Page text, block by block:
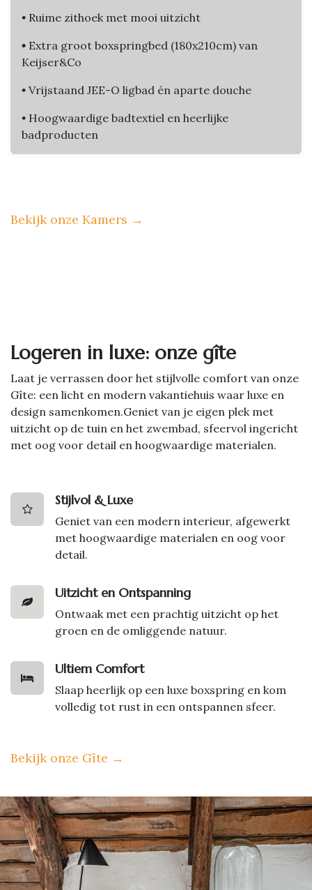
• Ruime zithoek met mooi uitzicht
• Extra groot boxspringbed (180x210cm) van
Keijser&Co
• Vrijstaand JEE-O ligbad én aparte douche
• Hoogwaardige badtextiel en heerlijke
badproducten
Bekijk onze Kamers →
Logeren in luxe: onze gîte
Laat je verrassen door het stijlvolle comfort van onze
Gîte: een licht en modern vakantiehuis waar luxe en
design samenkomen.Geniet van je eigen plek met
uitzicht op de tuin en het zwembad, sfeervol ingericht
met oog voor detail en hoogwaardige materialen.
Stijlvol & Luxe
Geniet van een modern interieur, afgewerkt
met hoogwaardige materialen en oog voor
detail.
Uitzicht en Ontspanning
Ontwaak met een prachtig uitzicht op het
groen en de omliggende natuur.
Ultiem Comfort
Slaap heerlijk op een luxe boxspring en kom
volledig tot rust in een ontspannen sfeer.
Bekijk onze Gîte →